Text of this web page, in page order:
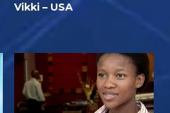
Vikki – USA